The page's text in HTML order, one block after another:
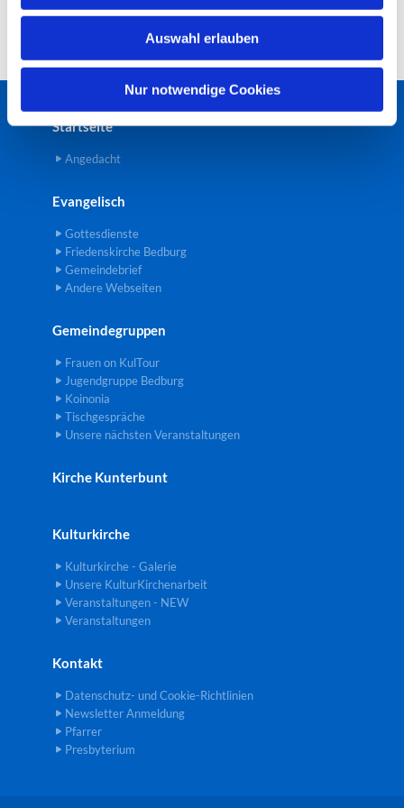
l
Auswahl erlauben
Nur notwendige Cookies
Startseite
Angedacht
Evangelisch
Gottesdienste
Friedenskirche Bedburg
Gemeindebrief
Andere Webseiten
Gemeindegruppen
Frauen on KulTour
Jugendgruppe Bedburg
Koinonia
Tischgespräche
Unsere nächsten Veranstaltungen
Kirche Kunterbunt
Kulturkirche
Kulturkirche - Galerie
Unsere KulturKirchenarbeit
Veranstaltungen - NEW
Veranstaltungen
Kontakt
Datenschutz- und Cookie-Richtlinien
Newsletter Anmeldung
Pfarrer
Presbyterium